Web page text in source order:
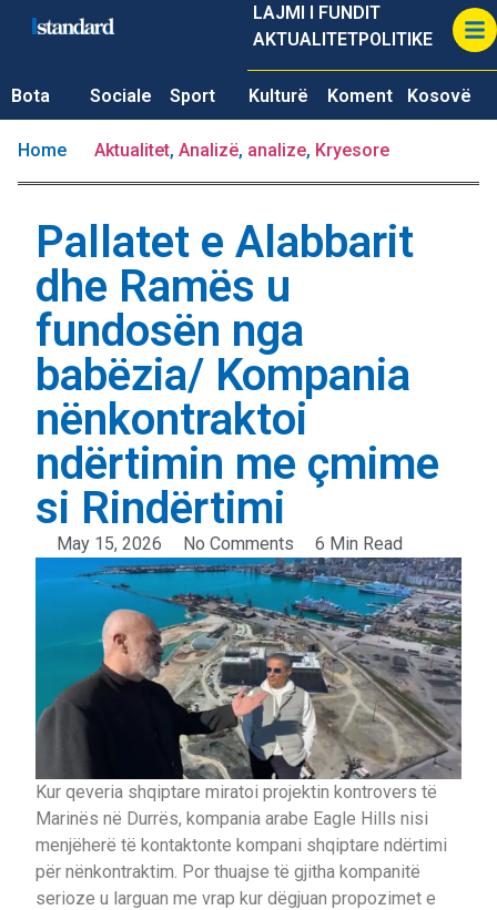
LAJMI I FUNDIT
AKTUALITETPOLITIKE
Bota Sociale Sport Kulturë Koment Kosovë
Home Aktualitet, Analizë, analize, Kryesore
Pallatet e Alabbarit
dhe Ramës u
fundosën nga
babëzia/ Kompania
nënkontraktoi
ndërtimin me çmime
si Rindërtimi
May 15, 2026 No Comments 6 Min Read
Kur qeveria shqiptare miratoi projektin kontrovers të
Marinës në Durrës, kompania arabe Eagle Hills nisi
menjëherë të kontaktonte kompani shqiptare ndërtimi
për nënkontraktim. Por thuajse të gjitha kompanitë
serioze u larguan me vrap kur dëgjuan propozimet e